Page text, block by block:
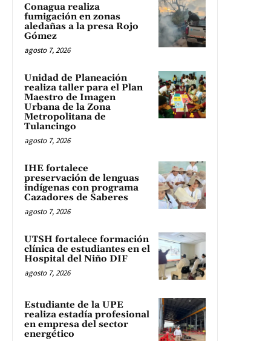
Conagua realiza
fumigación en zonas
aledañas a la presa Rojo
Gómez
agosto 7, 2026
Unidad de Planeación
realiza taller para el Plan
Maestro de Imagen
Urbana de la Zona
Metropolitana de
Tulancingo
agosto 7, 2026
IHE fortalece
preservación de lenguas
indígenas con programa
Cazadores de Saberes
agosto 7, 2026
UTSH fortalece formación
clínica de estudiantes en el
Hospital del Niño DIF
agosto 7, 2026
Estudiante de la UPE
realiza estadía profesional
en empresa del sector
energético